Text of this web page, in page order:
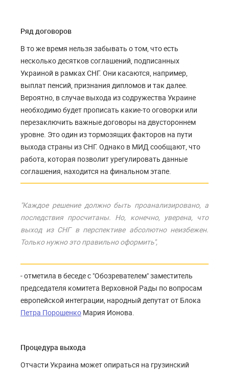
Ряд договоров
В то же время нельзя забывать о том, что есть
несколько десятков соглашений, подписанных
Украиной в рамках СНГ. Они касаются, например,
выплат пенсий, признания дипломов и так далее.
Вероятно, в случае выхода из содружества Украине
необходимо будет прописать какие-то оговорки или
перезаключить важные договоры на двустороннем
уровне. Это один из тормозящих факторов на пути
выхода страны из СНГ. Однако в МИД сообщают, что
работа, которая позволит урегулировать данные
соглашения, находится на финальном этапе.
"Каждое решение должно быть проанализировано, а
последствия просчитаны. Но, конечно, уверена, что
выход из СНГ в перспективе абсолютно неизбежен.
Только нужно это правильно оформить",
- отметила в беседе с "Обозревателем" заместитель
председателя комитета Верховной Рады по вопросам
европейской интеграции, народный депутат от Блока
Петра Порошенко Мария Ионова.
Процедура выхода
Отчасти Украина может опираться на грузинский